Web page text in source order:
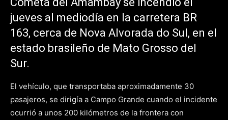
jueves al mediodía en la carretera BR
163, cerca de Nova Alvorada do Sul, en el
estado brasileño de Mato Grosso del
Sur.
El vehículo, que transportaba aproximadamente 30
pasajeros, se dirigía a Campo Grande cuando el incidente
ocurrió a unos 200 kilómetros de la frontera con